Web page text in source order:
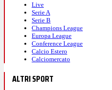
Live
Serie A
Serie B
Champions League
Europa League
Conference League
Calcio Estero
Calciomercato
ALTRI SPORT